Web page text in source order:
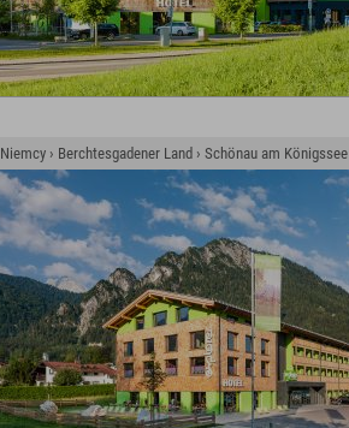
Niemcy › Berchtesgadener Land › Schönau am Königssee